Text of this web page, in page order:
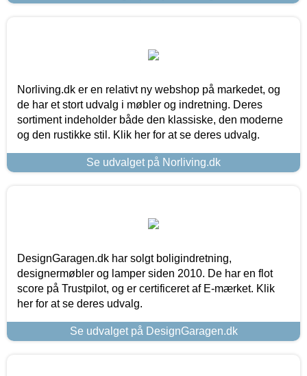
Norliving.dk er en relativt ny webshop på markedet, og
de har et stort udvalg i møbler og indretning. Deres
sortiment indeholder både den klassiske, den moderne
og den rustikke stil. Klik her for at se deres udvalg.
Se udvalget på Norliving.dk
DesignGaragen.dk har solgt boligindretning,
designermøbler og lamper siden 2010. De har en flot
score på Trustpilot, og er certificeret af E-mærket. Klik
her for at se deres udvalg.
Se udvalget på DesignGaragen.dk